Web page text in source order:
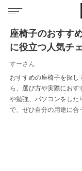
座椅子のおすす
に役立つ人気チ
すーさん
おすすめの座椅子を探
ら、選び方や実際にお
や勉強、パソコンをし
で、ぜひ自分の用途に合